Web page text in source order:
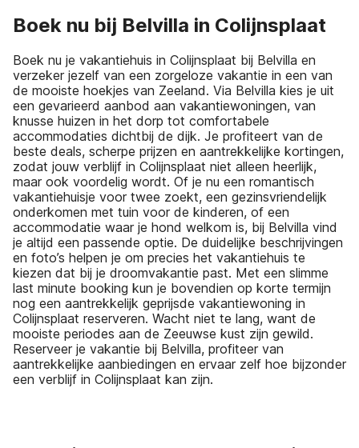
Boek nu bij Belvilla in Colijnsplaat
Boek nu je vakantiehuis in Colijnsplaat bij Belvilla en
verzeker jezelf van een zorgeloze vakantie in een van
de mooiste hoekjes van Zeeland. Via Belvilla kies je uit
een gevarieerd aanbod aan vakantiewoningen, van
knusse huizen in het dorp tot comfortabele
accommodaties dichtbij de dijk. Je profiteert van de
beste deals, scherpe prijzen en aantrekkelijke kortingen,
zodat jouw verblijf in Colijnsplaat niet alleen heerlijk,
maar ook voordelig wordt. Of je nu een romantisch
vakantiehuisje voor twee zoekt, een gezinsvriendelijk
onderkomen met tuin voor de kinderen, of een
accommodatie waar je hond welkom is, bij Belvilla vind
je altijd een passende optie. De duidelijke beschrijvingen
en foto’s helpen je om precies het vakantiehuis te
kiezen dat bij je droomvakantie past. Met een slimme
last minute booking kun je bovendien op korte termijn
nog een aantrekkelijk geprijsde vakantiewoning in
Colijnsplaat reserveren. Wacht niet te lang, want de
mooiste periodes aan de Zeeuwse kust zijn gewild.
Reserveer je vakantie bij Belvilla, profiteer van
aantrekkelijke aanbiedingen en ervaar zelf hoe bijzonder
een verblijf in Colijnsplaat kan zijn.